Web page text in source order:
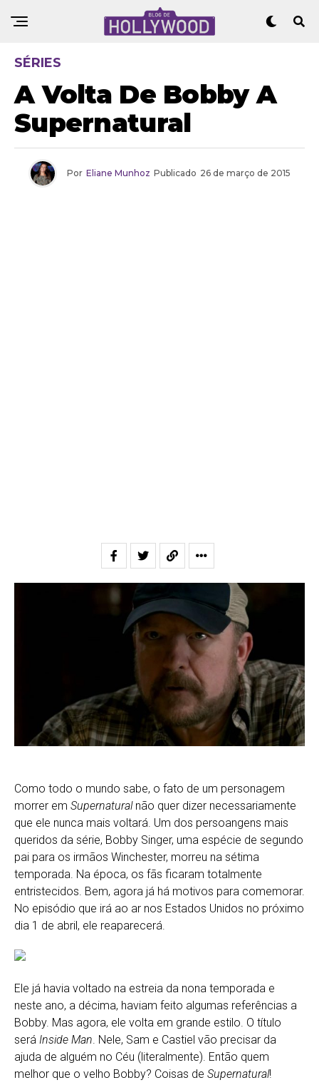
SÉRIES
A Volta De Bobby A
Supernatural
Por Eliane Munhoz Publicado 26 de março de 2015
Como todo o mundo sabe, o fato de um personagem
morrer em Supernatural não quer dizer necessariamente
que ele nunca mais voltará. Um dos persoangens mais
queridos da série, Bobby Singer, uma espécie de segundo
pai para os irmãos Winchester, morreu na sétima
temporada. Na época, os fãs ficaram totalmente
entristecidos. Bem, agora já há motivos para comemorar.
No episódio que irá ao ar nos Estados Unidos no próximo
dia 1 de abril, ele reaparecerá.
Ele já havia voltado na estreia da nona temporada e
neste ano, a décima, haviam feito algumas referências a
Bobby. Mas agora, ele volta em grande estilo. O título
será Inside Man. Nele, Sam e Castiel vão precisar da
ajuda de alguém no Céu (literalmente). Então quem
melhor que o velho Bobby? Coisas de Supernatural!